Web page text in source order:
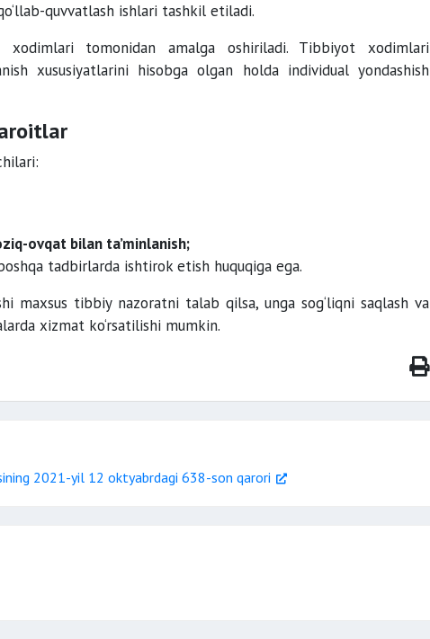
quvvatlash ishlari tashkil etiladi.
xodimlari tomonidan amalga oshiriladi. Tibbiyot xodimlari
xususiyatlarini hisobga olgan holda individual yondashish
ovqat bilan ta’minlanish;
tadbirlarda ishtirok etish huquqiga ega.
maxsus tibbiy nazoratni talab qilsa, unga sog‘liqni saqlash va
xizmat ko‘rsatilishi mumkin.
2021-yil 12 oktyabrdagi 638-son qarori